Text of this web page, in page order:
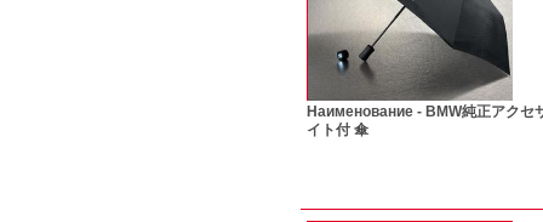
Наименование - BMW純正アクセ
イト付 傘